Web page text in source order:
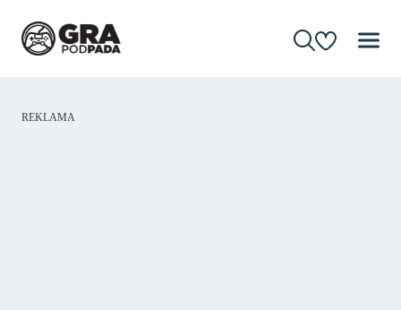
REKLAMA